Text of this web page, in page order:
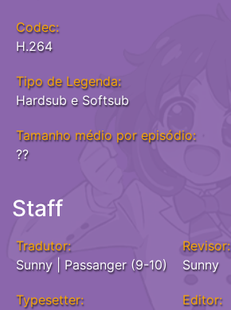
Codec:
H.264
Tipo de Legenda:
Hardsub e Softsub
Tamanho médio por episódio:
??
Staff
Tradutor:
Sunny | Passanger (9-10)
Revisor:
Sunny
Typesetter:
Editor: